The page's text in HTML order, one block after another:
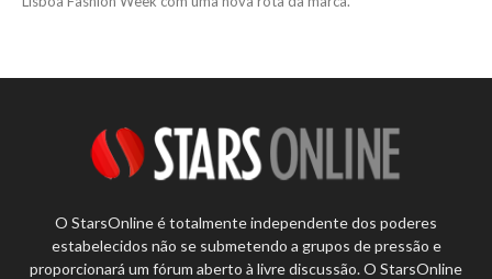
O StarsOnline é totalmente independente dos poderes
estabelecidos não se submetendo a grupos de pressão e
proporcionará um fórum aberto à livre discussão. O StarsOnline